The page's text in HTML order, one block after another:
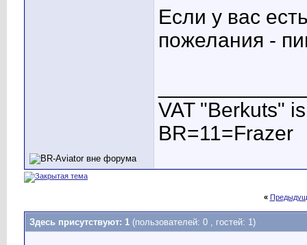
Если у вас
пожелания -
VAT "Berkuts"
BR=11=Frazer
«
Здесь присутствуют: 1 (пользователей: 0 , гостей: 1)